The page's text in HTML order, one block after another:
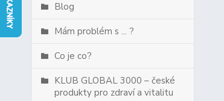
Blog
Mám problém s ... ?
Co je co?
KLUB GLOBAL 3000 – české
produkty pro zdraví a vitalitu